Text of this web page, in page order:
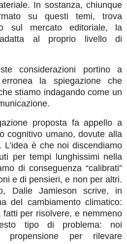
In sostanza, chiunque
su questi temi, trova
sul mercato editoriale, la
al proprio livello di
considerazioni portino a
la spiegazione che
stiamo indagando come un
proposta fa appello a
cognitivo umano, dovute alla
L’idea è che noi discendiamo
per tempi lunghissimi nella
di conseguenza “calibrati”
e di pensieri, e non per altri.
Dalie Jamieson scrive, in
del cambiamento climatico:
fatti per risolvere, e nemmeno
tipo di problema: noi
per rilevare